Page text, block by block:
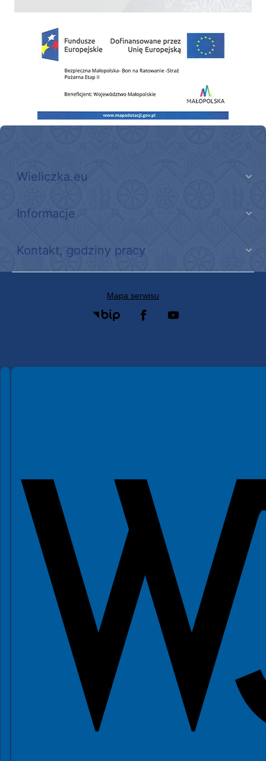
Zakup fabrycznie nowego, średniego samochodu ratowniczo-gaśniczego z
Wieliczka.eu
Informacje
Kontakt, godziny pracy
Mapa serwisu
Spełniamy standardy WCAG 2.2
Spełniamy standardy W3C